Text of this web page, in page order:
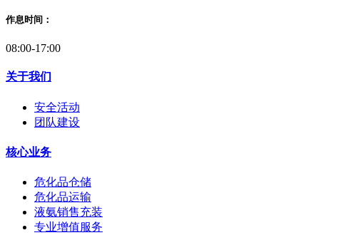
作息时间：
08:00-17:00
关于我们
安全活动
团队建设
核心业务
危化品仓储
危化品运输
液氨销售充装
专业增值服务